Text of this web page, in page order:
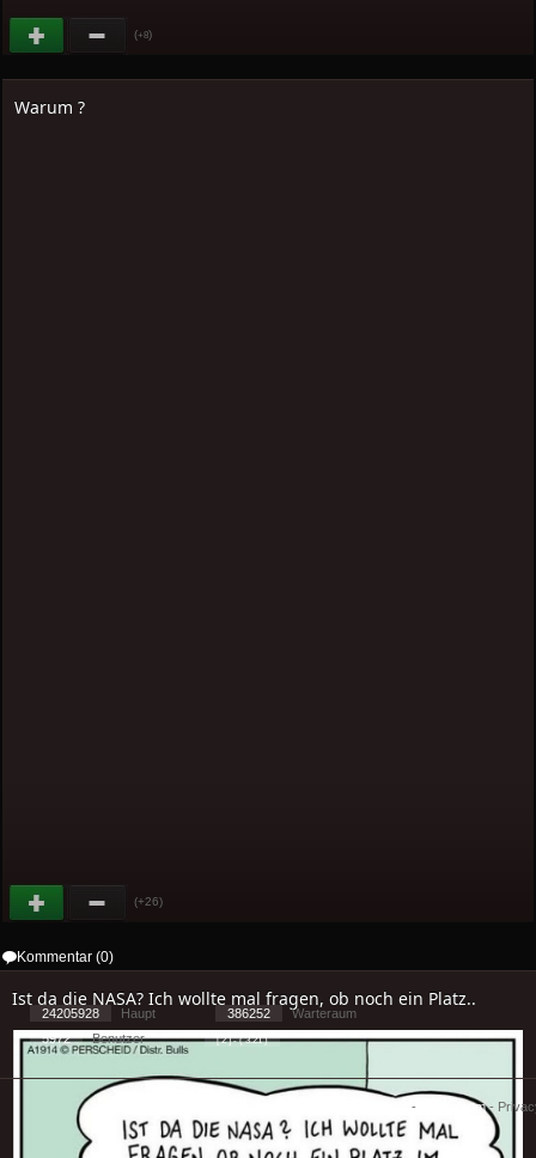
(+8)
Warum ?
(+26)
Kommentar (0)
Ist da die NASA? Ich wollte mal fragen, ob noch ein Platz..
24205928 Haupt 386252
Warteraum
5972
Benutzer [ 2 ] - ( 3.21 )
- Impressum-